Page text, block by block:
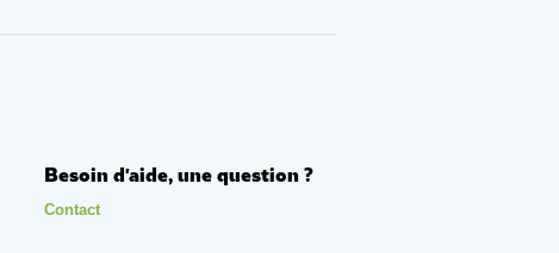
Besoin d'aide, une question ?
Contact